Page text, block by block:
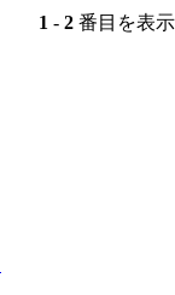
1 - 2 番目を表